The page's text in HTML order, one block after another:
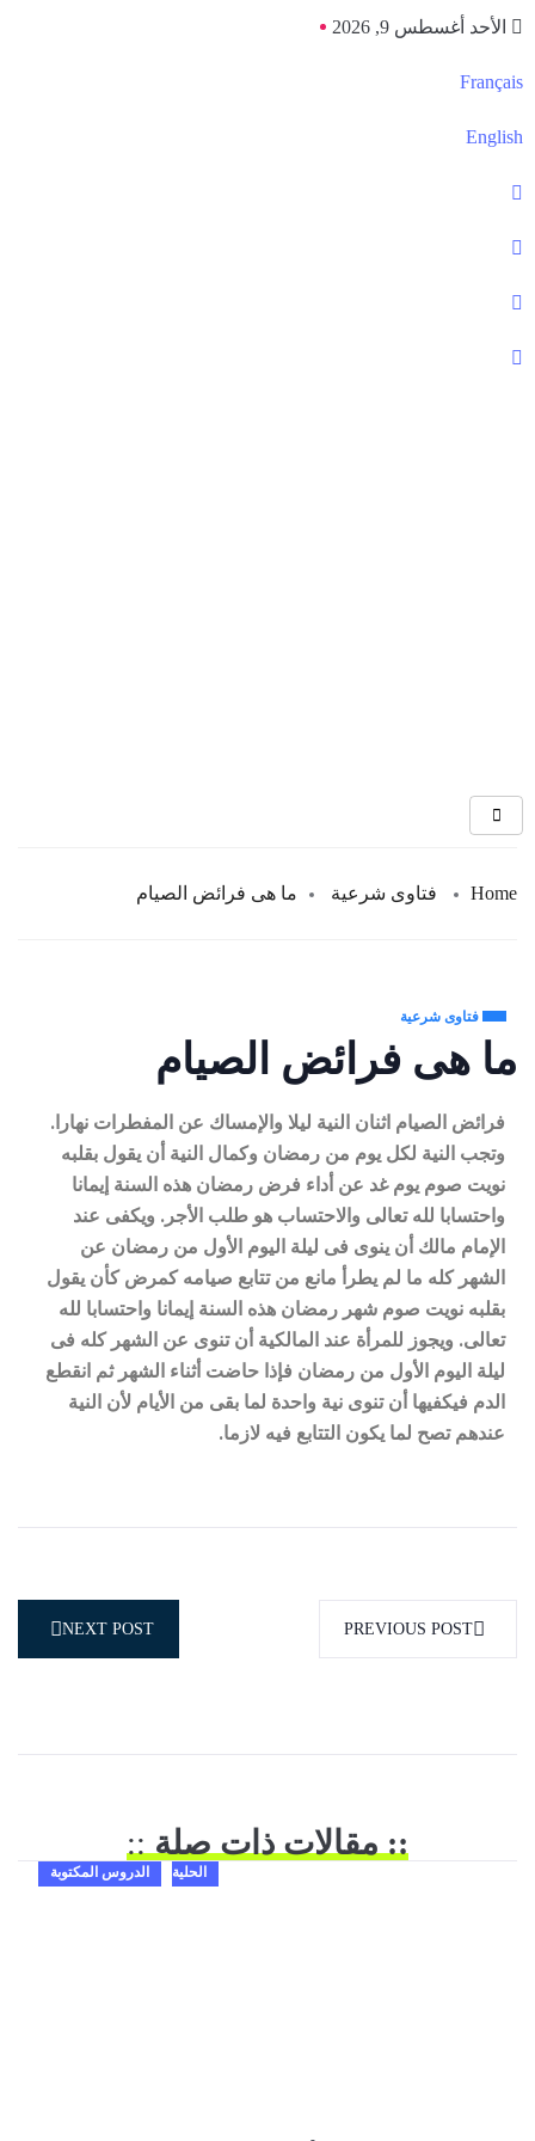
الأحد أغسطس 9, 2026
Français
English
Home فتاوى شرعية ما هى فرائض الصيام
فتاوى شرعية
ما هى فرائض الصيام
فرائض الصيام اثنان النية ليلا والإمساك عن المفطرات نهارا.
وتجب النية لكل يوم من رمضان وكمال النية أن يقول بقلبه
نويت صوم يوم غد عن أداء فرض رمضان هذه السنة إيمانا
واحتسابا لله تعالى والاحتساب هو طلب الأجر. ويكفى عند
الإمام مالك أن ينوى فى ليلة اليوم الأول من رمضان عن
الشهر كله ما لم يطرأ مانع من تتابع صيامه كمرض كأن يقول
بقلبه نويت صوم شهر رمضان هذه السنة إيمانا واحتسابا لله
تعالى. ويجوز للمرأة عند المالكية أن تنوى عن الشهر كله فى
ليلة اليوم الأول من رمضان فإذا حاضت أثناء الشهر ثم انقطع
الدم فيكفيها أن تنوى نية واحدة لما بقى من الأيام لأن النية
عندهم تصح لما يكون التتابع فيه لازما.
PREVIOUS POST
NEXT POST
:: مقالات ذات صلة ::
الحلية الدروس المكتوبة